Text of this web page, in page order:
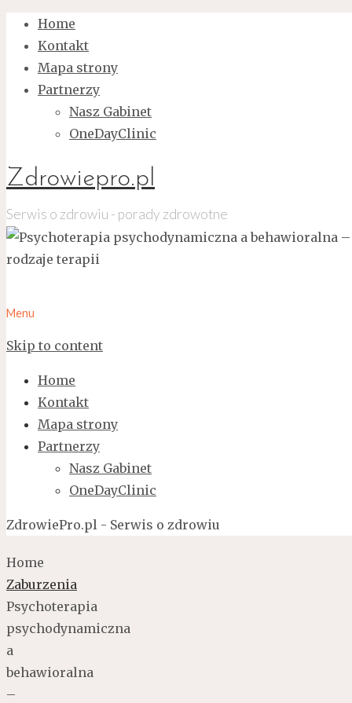
Home
Kontakt
Mapa strony
Partnerzy
Nasz Gabinet
OneDayClinic
Zdrowiepro.pl
Serwis o zdrowiu - porady zdrowotne
Menu
Skip to content
Home
Kontakt
Mapa strony
Partnerzy
Nasz Gabinet
OneDayClinic
ZdrowiePro.pl - Serwis o zdrowiu
Home
Zaburzenia
Psychoterapia
psychodynamiczna
a
behawioralna
–